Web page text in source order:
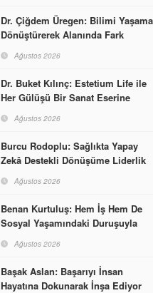
Dr. Çiğdem Üregen: Bilimi Yaşama
Dönüştürerek Alanında Fark
Ağustos 2026
Dr. Buket Kılınç: Estetium Life ile
Her Gülüşü Bir Sanat Eserine
Ağustos 2026
Burcu Rodoplu: Sağlıkta Yapay
Zekâ Destekli Dönüşüme Liderlik
Ağustos 2026
Benan Kurtuluş: Hem İş Hem De
Sosyal Yaşamındaki Duruşuyla
Ağustos 2026
Başak Aslan: Başarıyı İnsan
Hayatına Dokunarak İnşa Ediyor